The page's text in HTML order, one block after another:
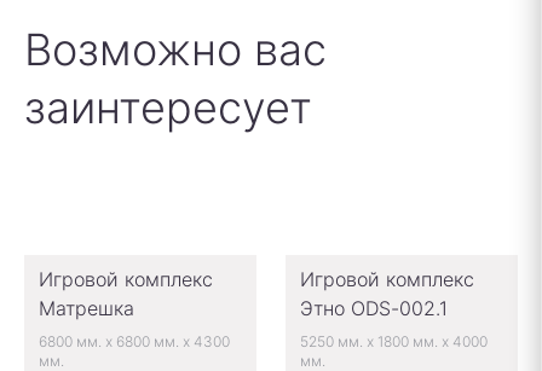
Возможно вас
заинтересует
Игровой комплекс
Матрешка
6800 мм. x 6800 мм. x 4300
мм.
Игровой комплекс
Этно ODS-002.1
5250 мм. x 1800 мм. x 4000
мм.